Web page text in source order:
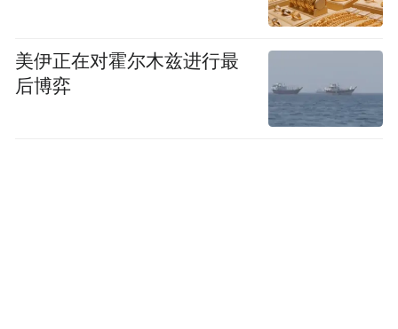
美伊正在对霍尔木兹进行最
后博弈